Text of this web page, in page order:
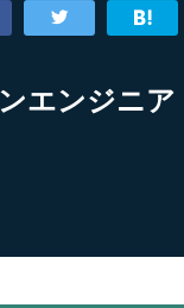
ンエンジニ